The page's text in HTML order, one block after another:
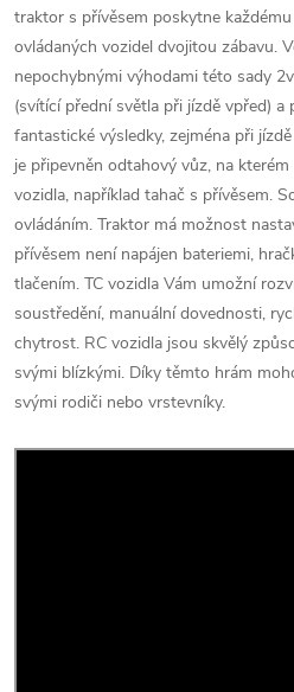
traktor s přívěsem poskytne
ovládaných vozidel dvojitou zábavu.
nepochybnými výhodami této sady
(svítící přední světla při jízdě vpřed) a
fantastické výsledky, zejména při
je připevněn odtahový vůz, na
vozidla, například tahač s přívěsem.
ovládáním. Traktor má možnost
přívěsem není napájen bateriemi,
tlačením. TC vozidla Vám umožní
soustředění, manuální dovednosti,
chytrost. RC vozidla jsou skvělý
svými blízkými. Díky těmto hrám
svými rodiči nebo vrstevníky.